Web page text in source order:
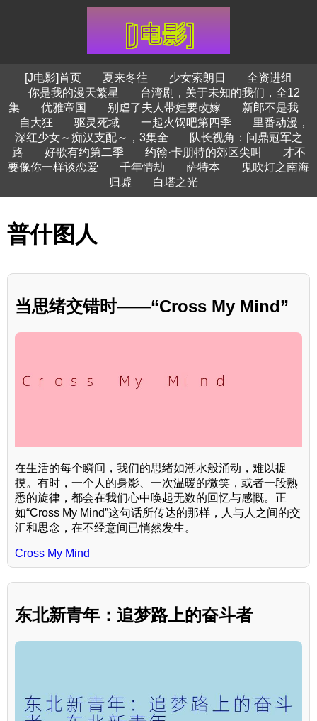
[J电影]首页 夏来冬往 少女索朗日
全资进组
你是我的漫天繁星
台湾剧，关于未知的我们，全12
集
优雅帝国 别虐了夫人带娃要改嫁
新郎不是我
自大狂
驱灵死域 一起火锅吧第四季
里番动漫，
深红少女～痴汉支配～，3集全
队长视角：问鼎冠军之
路
好歌有约第二季 约翰·卡朋特的郊区尖叫
才不
要像你一样谈恋爱
千年情劫 萨特本
鬼吹灯之南海
归墟
白塔之光
普什图人
当思绪交错时——“Cross My Mind”
在生活的每个瞬间，我们的思绪如潮水般涌动，难以捉
摸。有时，一个人的身影、一次温暖的微笑，或者一段熟
悉的旋律，都会在我们心中唤起无数的回忆与感慨。正
如“Cross My Mind”这句话所传达的那样，人与人之间的交
汇和思念，在不经意间已悄然发生。
Cross My Mind
东北新青年：追梦路上的奋斗者